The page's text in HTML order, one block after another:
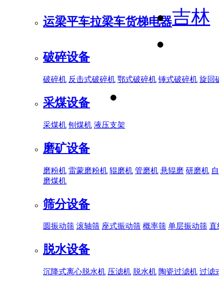
运梁平车拉梁车货梯电器
破碎设备
破碎机 反击式破碎机 鄂式破碎机 锤式破碎机 旋回
采煤设备
采煤机 刨煤机 液压支架
磨矿设备
磨粉机 雷蒙磨粉机 辊磨机 管磨机 悬辊磨 研磨机
磨煤机
筛分设备
圆振动筛 滚轴筛 座式振动筛 概率筛 单层振动筛 直
脱水设备
沉降式离心脱水机 压滤机 脱水机 陶瓷过滤机 过滤
吉林